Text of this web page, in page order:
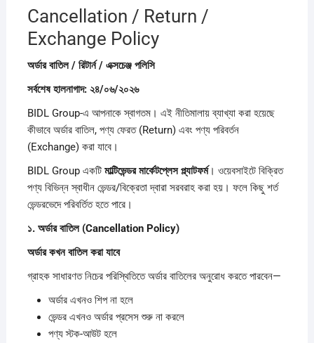
Cancellation / Return /
Exchange Policy
অর্ডারবাতিল / রিটার্ন / এক্সচেঞ্জ পলিসি
সর্বশেষহালনাগাদ: ২৪/০৬/২০২৬
BIDL Group-এ আপনাকে স্বাগতম। এই নীতিমালায় ব্যাখ্যা করা হয়েছে
কীভাবে অর্ডার বাতিল, পণ্য ফেরত (Return) এবং পণ্য পরিবর্তন
(Exchange) করা যাবে।
BIDL Group একটি মাল্টিভেন্ডরমার্কেটপ্লেসপ্ল্যাটফর্ম। ওয়েবসাইটে বিক্রিত
পণ্য বিভিন্ন স্বাধীন ভেন্ডর/বিক্রেতা দ্বারা সরবরাহ করা হয়। ফলে কিছু শর্ত
ভেন্ডরভেদে পরিবর্তিত হতে পারে।
১. অর্ডারবাতিল (Cancellation Policy)
অর্ডারকখনবাতিলকরাযাবে
গ্রাহক সাধারণত নিচের পরিস্থিতিতে অর্ডার বাতিলের অনুরোধ করতে পারবেন—
অর্ডার এখনও শিপ না হলে
ভেন্ডর এখনও অর্ডার প্রসেস শুরু না করলে
পণ্য স্টক-আউট হলে